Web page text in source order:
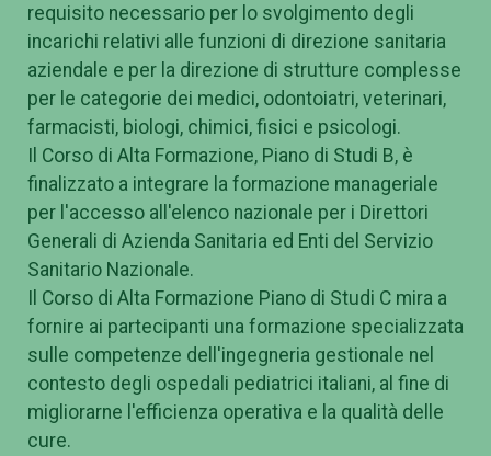
requisito necessario per lo svolgimento degli
incarichi relativi alle funzioni di direzione sanitaria
aziendale e per la direzione di strutture complesse
per le categorie dei medici, odontoiatri, veterinari,
farmacisti, biologi, chimici, fisici e psicologi.
Il Corso di Alta Formazione, Piano di Studi B, è
finalizzato a integrare la formazione manageriale
per l'accesso all'elenco nazionale per i Direttori
Generali di Azienda Sanitaria ed Enti del Servizio
Sanitario Nazionale.
Il Corso di Alta Formazione Piano di Studi C mira a
fornire ai partecipanti una formazione specializzata
sulle competenze dell'ingegneria gestionale nel
contesto degli ospedali pediatrici italiani, al fine di
migliorarne l'efficienza operativa e la qualità delle
cure.